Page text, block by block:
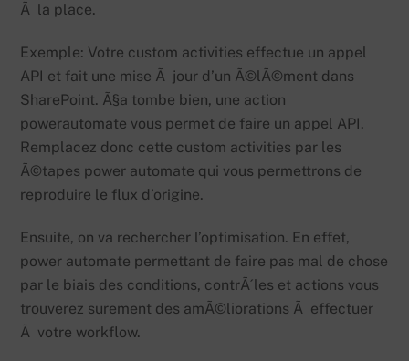
Ã la place.
Exemple: Votre custom activities effectue un appel
API et fait une mise Ã jour d’un Ã©lÃ©ment dans
SharePoint. Ã§a tombe bien, une action
powerautomate vous permet de faire un appel API.
Remplacez donc cette custom activities par les
Ã©tapes power automate qui vous permettrons de
reproduire le flux d’origine.
Ensuite, on va rechercher l’optimisation. En effet,
power automate permettant de faire pas mal de chose
par le biais des conditions, contrÃ´les et actions vous
trouverez surement des amÃ©liorations Ã effectuer
Ã votre workflow.